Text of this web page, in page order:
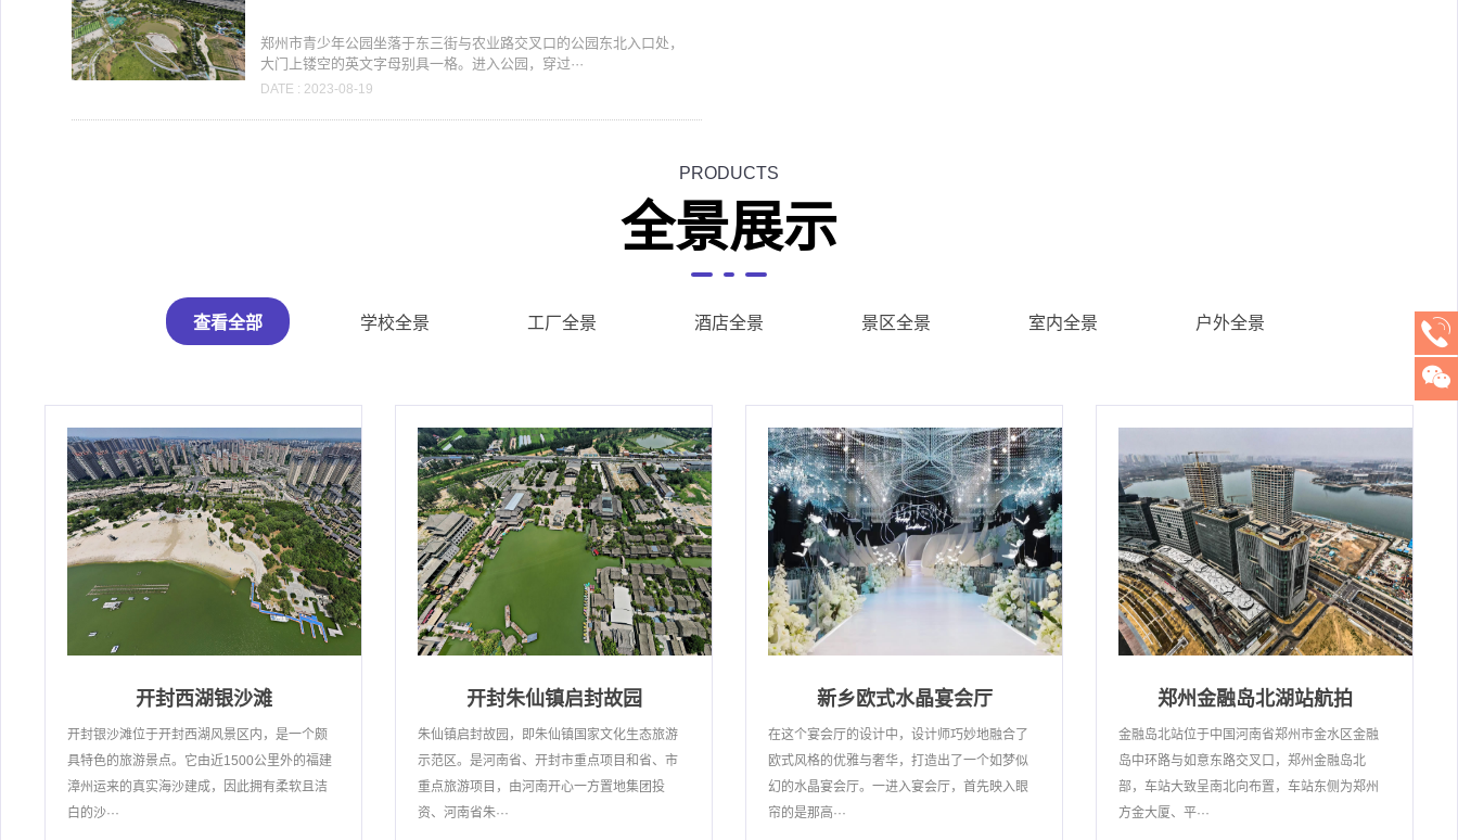
郑州市青少年公园坐落于东三街与农业路交叉口的公园东北入口处，
大门上镂空的英文字母别具一格。进入公园，穿过···
DATE : 2023-08-19
PRODUCTS
全景展示
查看全部 学校全景 工厂全景 酒店全景 景区全景 室内全景 户外全景
开封西湖银沙滩
开封银沙滩位于开封西湖风景区内，是一个颇
具特色的旅游景点。它由近1500公里外的福建
漳州运来的真实海沙建成，因此拥有柔软且洁
白的沙···
开封朱仙镇启封故园
朱仙镇启封故园，即朱仙镇国家文化生态旅游
示范区。是河南省、开封市重点项目和省、市
重点旅游项目，由河南开心一方置地集团投
资、河南省朱···
新乡欧式水晶宴会厅
在这个宴会厅的设计中，设计师巧妙地融合了
欧式风格的优雅与奢华，打造出了一个如梦似
幻的水晶宴会厅。一进入宴会厅，首先映入眼
帘的是那高···
郑州金融岛北湖站航拍
金融岛北站位于中国河南省郑州市金水区金融
岛中环路与如意东路交叉口，郑州金融岛北
部，车站大致呈南北向布置，车站东侧为郑州
方金大厦、平···